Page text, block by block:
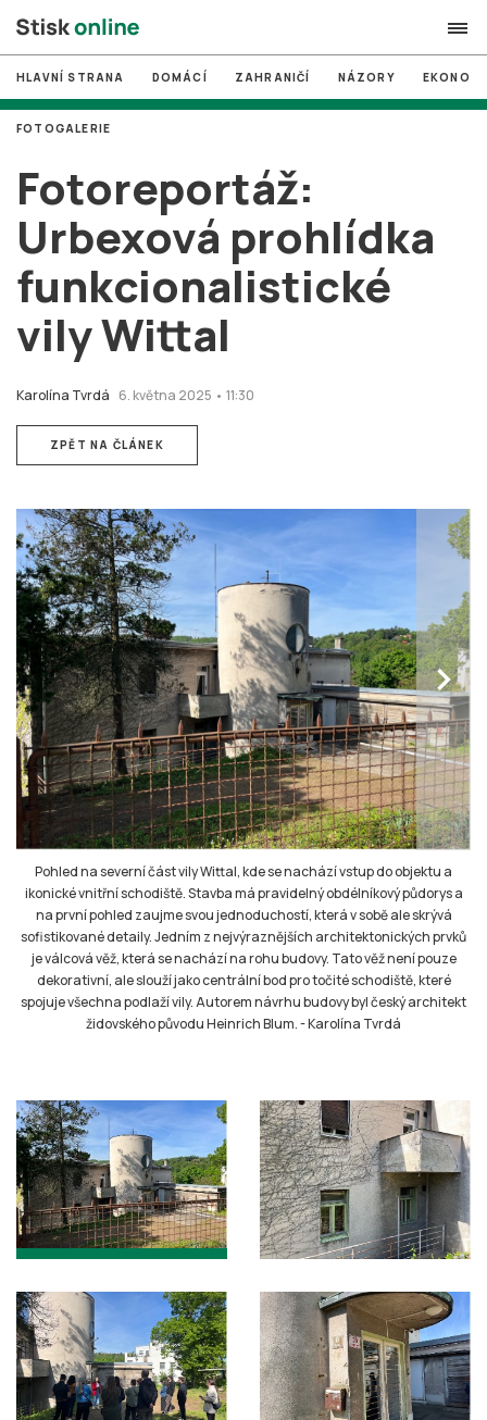
search
# MUNI
# Brno
volby
login PŘIHLÁSIT SE
Zapomněli jste heslo?
Založit nový účet
HLAVNÍ STRANA DOMÁCÍ ZAHRANIČÍ NÁZORY
Fotoreportáž:
Urbexová prohlídka
funkcionalistické
vily Wittal
Karolína Tvrdá 6. května 2025 • 11:30
FOTOGALERIE
ZPĚT NA ČLÁNEK
chevron_right
Pohled na severní část vily Wittal, kde se nachází vstup do objektu a
ikonické vnitřní schodiště. Stavba má pravidelný obdélníkový půdorys a
na první pohled zaujme svou jednoduchostí, která v sobě ale skrývá
sofistikované detaily. Jedním z nejvýraznějších architektonických prvků
je válcová věž, která se nachází na rohu budovy. Tato věž není pouze
dekorativní, ale slouží jako centrální bod pro točité schodiště, které
spojuje všechna podlaží vily. Autorem návrhu budovy byl český architekt
židovského původu Heinrich Blum.-Karolína Tvrdá